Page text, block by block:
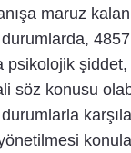
maruz
psikolojik
söz konusu